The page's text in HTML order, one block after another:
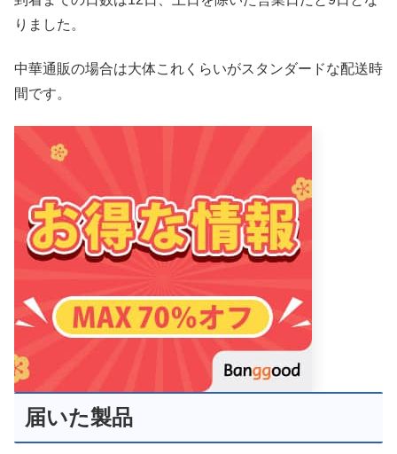
りました。
中華通販の場合は大体これくらいがスタンダードな配送時
間です。
届いた製品